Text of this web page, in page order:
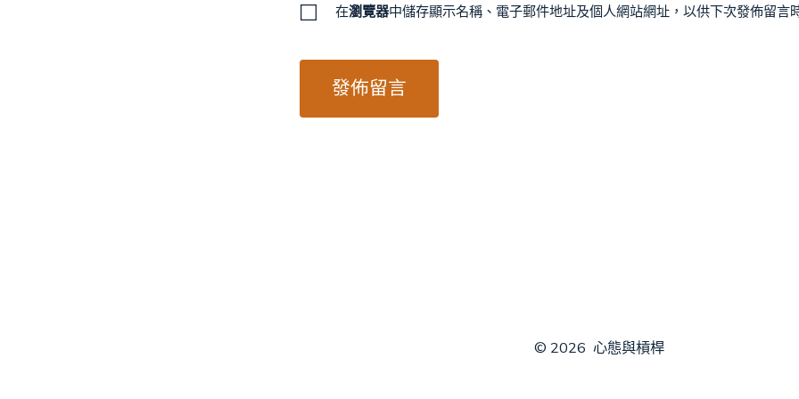
在瀏覽器中儲存顯示名稱、電子郵件地址及個人網站網址，以供下次發佈留言
© 2026 心態與槓桿